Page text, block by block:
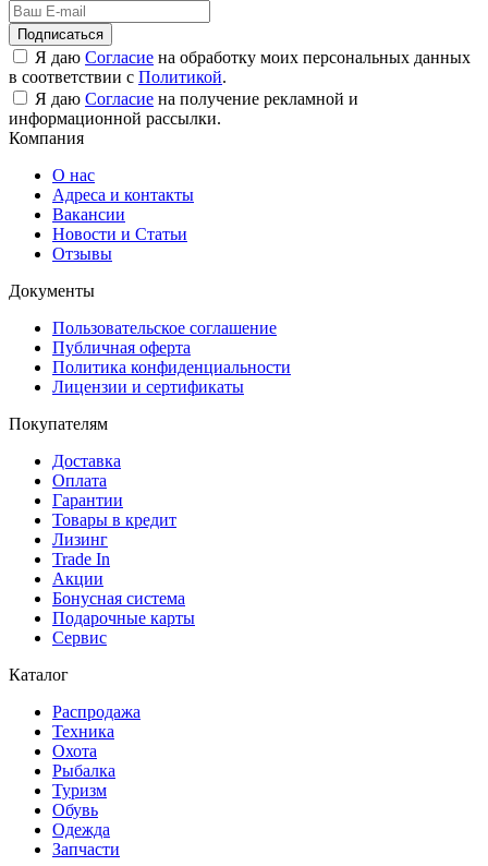
Подписаться
Я даю Согласие на обработку моих персональных данных
в соответствии с Политикой.
Я даю Согласие на получение рекламной и
информационной рассылки.
Компания
О нас
Адреса и контакты
Вакансии
Новости и Статьи
Отзывы
Документы
Пользовательское соглашение
Публичная оферта
Политика конфиденциальности
Лицензии и сертификаты
Покупателям
Доставка
Оплата
Гарантии
Товары в кредит
Лизинг
Trade In
Акции
Бонусная система
Подарочные карты
Сервис
Каталог
Распродажа
Техника
Охота
Рыбалка
Туризм
Обувь
Одежда
Запчасти